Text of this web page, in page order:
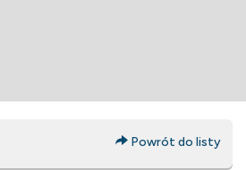
Powrót do listy